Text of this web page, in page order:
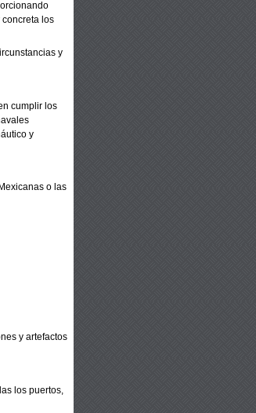
los
y
cumplir los
y
Mexicanas o las
y artefactos
los puertos,